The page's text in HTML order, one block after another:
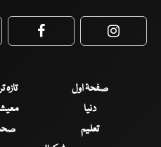
Facebook
صفحۂ اول تازہ
دنیا
تعلیم